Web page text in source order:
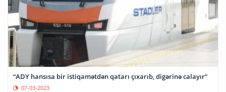
“ADY hansısa bir istiqamətdən qatarı çıxarıb, digərinə calayır”
07-03-2023